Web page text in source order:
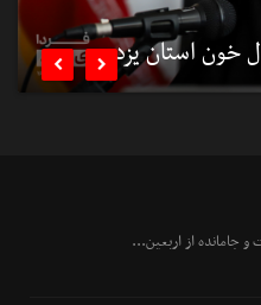
خون استان یزد  
جامانده از اربعین...